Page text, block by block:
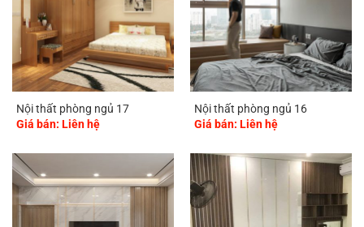
Nội thất phòng ngủ 17
Giá bán: Liên hệ
Nội thất phòng ngủ 16
Giá bán: Liên hệ